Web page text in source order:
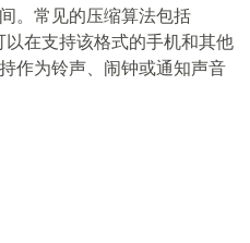
。常见的压缩算法包括
在支持该格式的手机和其他
作为铃声、闹钟或通知声音